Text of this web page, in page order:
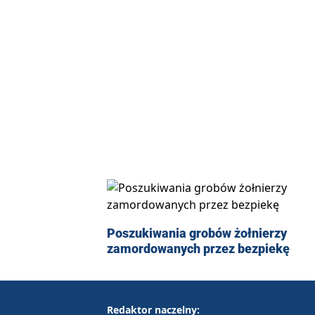
Poszukiwania grobów żołnierzy
zamordowanych przez bezpiekę
Redaktor naczelny: